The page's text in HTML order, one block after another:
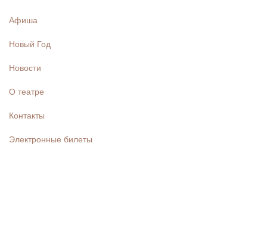
Афиша
Новый Год
Новости
О театре
Контакты
Электронные билеты